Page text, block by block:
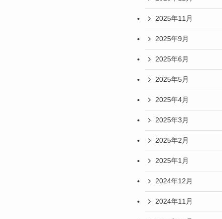
2025年11月
2025年9月
2025年6月
2025年5月
2025年4月
2025年3月
2025年2月
2025年1月
2024年12月
2024年11月